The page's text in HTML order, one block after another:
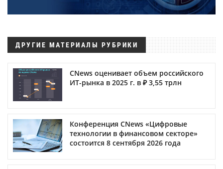
ДРУГИЕ МАТЕРИАЛЫ РУБРИКИ
CNews оценивает объем российского
ИТ-рынка в 2025 г. в ₽ 3,55 трлн
Конференция CNews «Цифровые
технологии в финансовом секторе»
состоится 8 сентября 2026 года